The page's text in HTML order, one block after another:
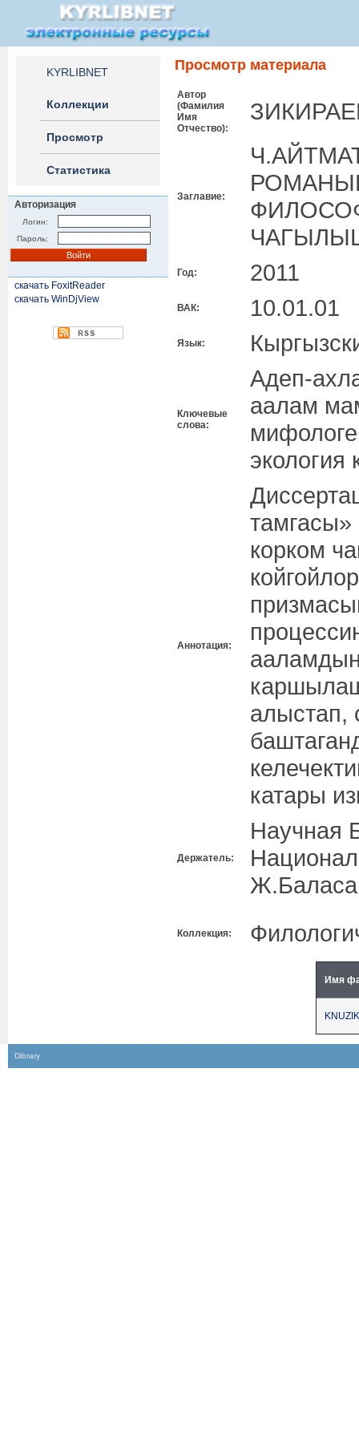
KYRLIBNET
Коллекции
Просмотр
Статистика
Авторизация
Логин:
Пароль:
скачать FoxitReader
скачать WinDjView
Просмотр материала
Автор
(Фамилия
Имя
Отчество):
Заглавие:
Год: 2011
ВАК: 10.01.01
Язык:
Ключевые
слова:
Адеп-
аалам
экология
Аннотация:
корком
алыстап,
катары
Держатель:
Научная
Коллекция:
Имя
Dibrary